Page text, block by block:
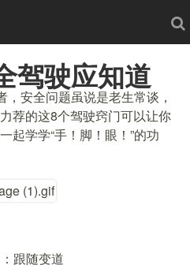
驾驶应知道
安全问题虽说是老生常谈，
荐的这8个驾驶窍门可以让你
起学学“手！脚！眼！”的功
跟随变道